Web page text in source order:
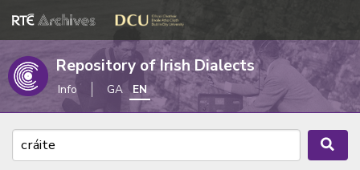
Repository of Irish Dialects
Info GA EN